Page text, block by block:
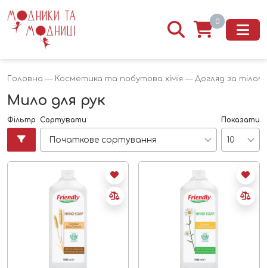
0
Головна — Косметика та побутова хімія — Догляд за
Мило для рук
Фільтр Сортувати
Початкове сортування
Показати
10